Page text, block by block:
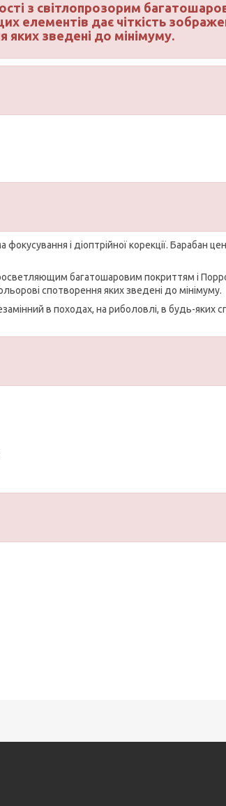
з світлопрозорим
елементів дає чіткість
яких зведені до мінімуму.
і діоптрійної корекції. Барабан
багатошаровим покриттям і
спотворення яких зведені до мінімуму.
в походах, на риболовлі, в будь-яких